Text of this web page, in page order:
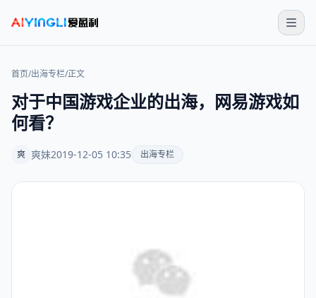
首页/出海专栏/正文
对于中国游戏企业的出海，网易游戏如
何看？
爽 爽妹2019-12-05 10:35 出海专栏